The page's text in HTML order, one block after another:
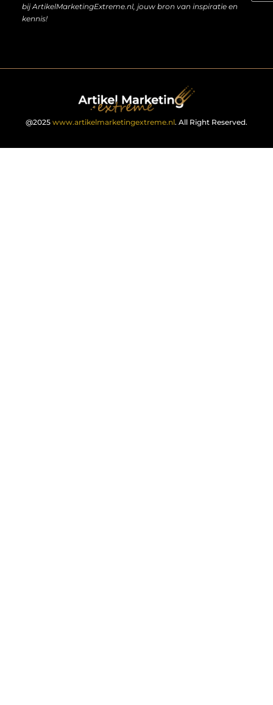
bij ArtikelMarketingExtreme.nl, jouw bron van inspiratie en
kennis!
@2025 www.artikelmarketingextreme.nl. All Right Reserved.